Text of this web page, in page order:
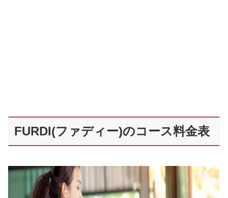
FURDI(ファディー)のコース料金表